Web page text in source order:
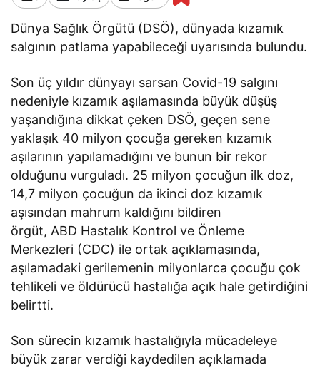
Dünya Sağlık Örgütü (DSÖ), dünyada kızamık
salgının patlama yapabileceği uyarısında bulundu.
Son üç yıldır dünyayı sarsan Covid-19 salgını
nedeniyle kızamık aşılamasında büyük düşüş
yaşandığına dikkat çeken DSÖ, geçen sene
yaklaşık 40 milyon çocuğa gereken kızamık
aşılarının yapılamadığını ve bunun bir rekor
olduğunu vurguladı. 25 milyon çocuğun ilk doz,
14,7 milyon çocuğun da ikinci doz kızamık
aşısından mahrum kaldığını bildiren
örgüt, ABD Hastalık Kontrol ve Önleme
Merkezleri (CDC) ile ortak açıklamasında,
aşılamadaki gerilemenin milyonlarca çocuğu çok
tehlikeli ve öldürücü hastalığa açık hale getirdiğini
belirtti.
Son sürecin kızamık hastalığıyla mücadeleye
büyük zarar verdiği kaydedilen açıklamada